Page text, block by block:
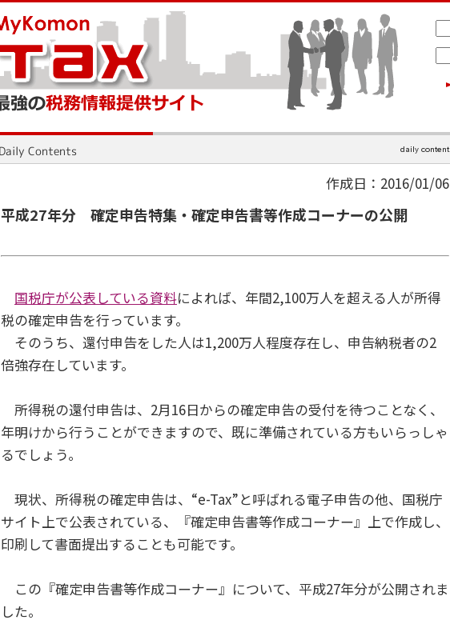
作成日：2016/01/06
平成27年分 確定申告特集・確定申告書等作成コーナーの公開
国税庁が公表している資料によれば、年間2,100万人を超える人が所得
税の確定申告を行っています。
そのうち、還付申告をした人は1,200万人程度存在し、申告納税者の2
倍強存在しています。
所得税の還付申告は、2月16日からの確定申告の受付を待つことなく、
年明けから行うことができますので、既に準備されている方もいらっしゃ
るでしょう。
現状、所得税の確定申告は、“e-Tax”と呼ばれる電子申告の他、国税庁
サイト上で公表されている、『確定申告書等作成コーナー』上で作成し、
印刷して書面提出することも可能です。
この『確定申告書等作成コーナー』について、平成27年分が公開されま
した。